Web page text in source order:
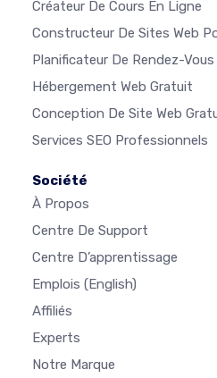
Créateur De Cours En Ligne
Constructeur De Sites Web
Planificateur De Rendez-
Hébergement Web Gratuit
Conception De Site Web
Services SEO Professionnels
Société
À Propos
Centre De Support
Centre D’apprentissage
Emplois (English)
Affiliés
Experts
Notre Marque